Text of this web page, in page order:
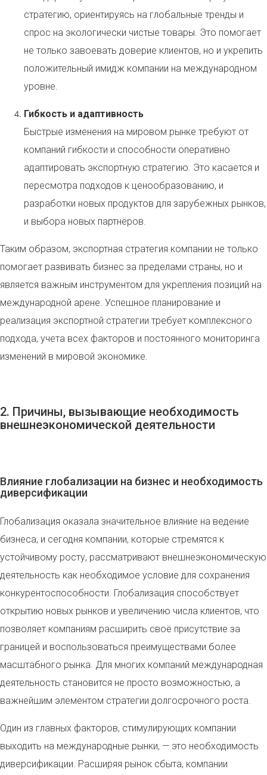
стратегию, ориентируясь на глобальные тренды и
спрос на экологически чистые товары. Это помогает
не только завоевать доверие клиентов, но и укрепить
положительный имидж компании на международном
уровне.
Гибкость и адаптивность
Быстрые изменения на мировом рынке требуют от
компаний гибкости и способности оперативно
адаптировать экспортную стратегию. Это касается и
пересмотра подходов к ценообразованию, и
разработки новых продуктов для зарубежных рынков,
и выбора новых партнёров.
Таким образом, экспортная стратегия компании не только
помогает развивать бизнес за пределами страны, но и
является важным инструментом для укрепления позиций на
международной арене. Успешное планирование и
реализация экспортной стратегии требует комплексного
подхода, учета всех факторов и постоянного мониторинга
изменений в мировой экономике.
2. Причины, вызывающие необходимость
внешнеэкономической деятельности
Влияние глобализации на бизнес и необходимость
диверсификации
Глобализация оказала значительное влияние на ведение
бизнеса, и сегодня компании, которые стремятся к
устойчивому росту, рассматривают внешнеэкономическую
деятельность как необходимое условие для сохранения
конкурентоспособности. Глобализация способствует
открытию новых рынков и увеличению числа клиентов, что
позволяет компаниям расширить своё присутствие за
границей и воспользоваться преимуществами более
масштабного рынка. Для многих компаний международная
деятельность становится не просто возможностью, а
важнейшим элементом стратегии долгосрочного роста.
Один из главных факторов, стимулирующих компании
выходить на международные рынки, — это необходимость
диверсификации. Расширяя рынок сбыта, компании